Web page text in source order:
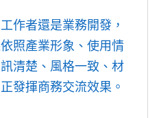
作者還是業務開發，
照產業形象、使用情
清楚、風格一致、材
發揮商務交流效果。